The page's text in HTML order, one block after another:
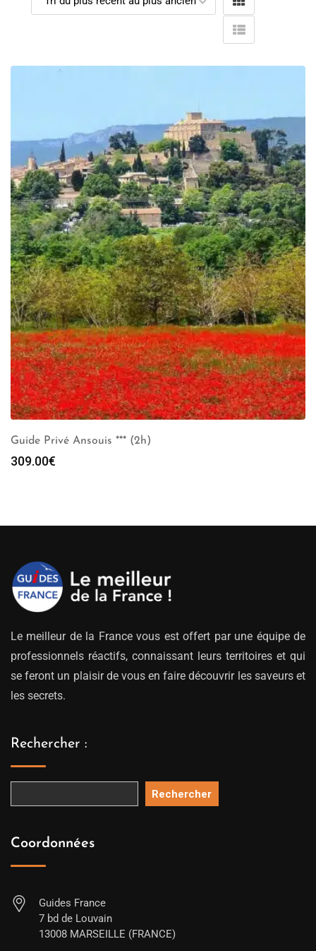
Guide Privé Ansouis *** (2h)
309.00€
Le meilleur de la France vous est offert par une équipe de
professionnels réactifs, connaissant leurs territoires et qui
se feront un plaisir de vous en faire découvrir les saveurs et
les secrets.
Rechercher :
Rechercher
Coordonnées
Guides France
7 bd de Louvain
13008 MARSEILLE (FRANCE)